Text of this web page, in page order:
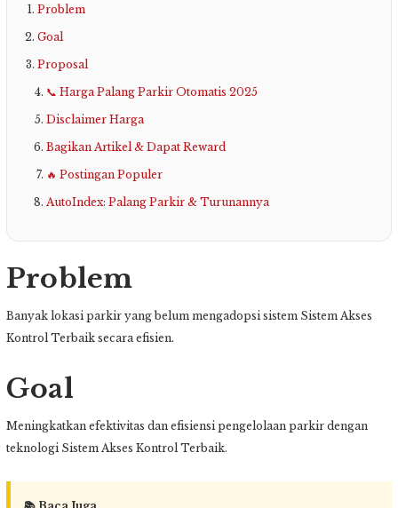
Problem
Goal
Proposal
📞 Harga Palang Parkir Otomatis 2025
Disclaimer Harga
Bagikan Artikel & Dapat Reward
🔥 Postingan Populer
AutoIndex: Palang Parkir & Turunannya
Problem
Banyak lokasi parkir yang belum mengadopsi sistem Sistem Akses
Kontrol Terbaik secara efisien.
Goal
Meningkatkan efektivitas dan efisiensi pengelolaan parkir dengan
teknologi Sistem Akses Kontrol Terbaik.